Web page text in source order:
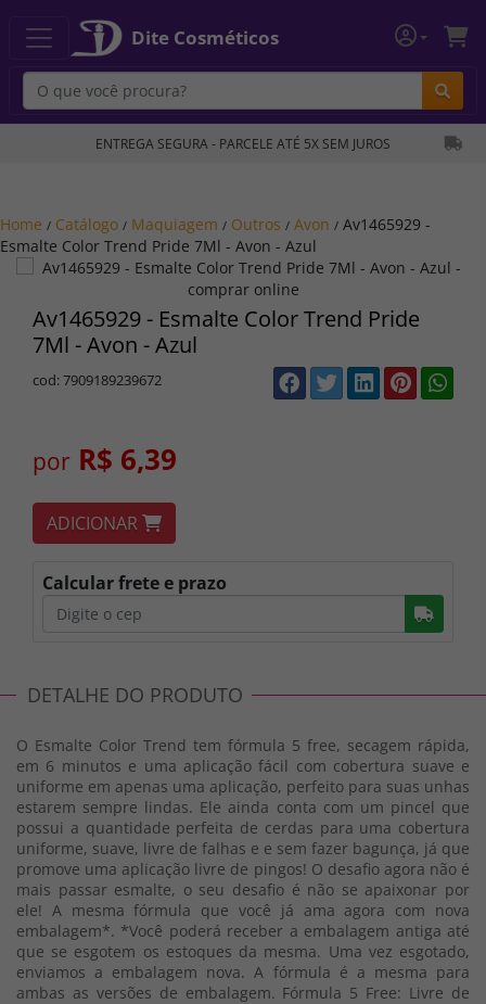
Dite Cosméticos
ENTREGA SEGURA - PARCELE ATÉ 5X SEM JUROS
Home / Catálogo / Maquiagem / Outros / Avon / Av1465929 -
Esmalte Color Trend Pride 7Ml - Avon - Azul
Av1465929 - Esmalte Color Trend Pride
7Ml - Avon - Azul
cod: 7909189239672
por R$ 6,39
ADICIONAR
Calcular frete e prazo
DETALHE DO PRODUTO
O Esmalte Color Trend tem fórmula 5 free, secagem rápida,
em 6 minutos e uma aplicação fácil com cobertura suave e
uniforme em apenas uma aplicação, perfeito para suas unhas
estarem sempre lindas. Ele ainda conta com um pincel que
possui a quantidade perfeita de cerdas para uma cobertura
uniforme, suave, livre de falhas e e sem fazer bagunça, já que
promove uma aplicação livre de pingos! O desafio agora não é
mais passar esmalte, o seu desafio é não se apaixonar por
ele! A mesma fórmula que você já ama agora com nova
embalagem*. *Você poderá receber a embalagem antiga até
que se esgotem os estoques da mesma. Uma vez esgotado,
enviamos a embalagem nova. A fórmula é a mesma para
ambas as versões de embalagem. Fórmula 5 Free: Livre de